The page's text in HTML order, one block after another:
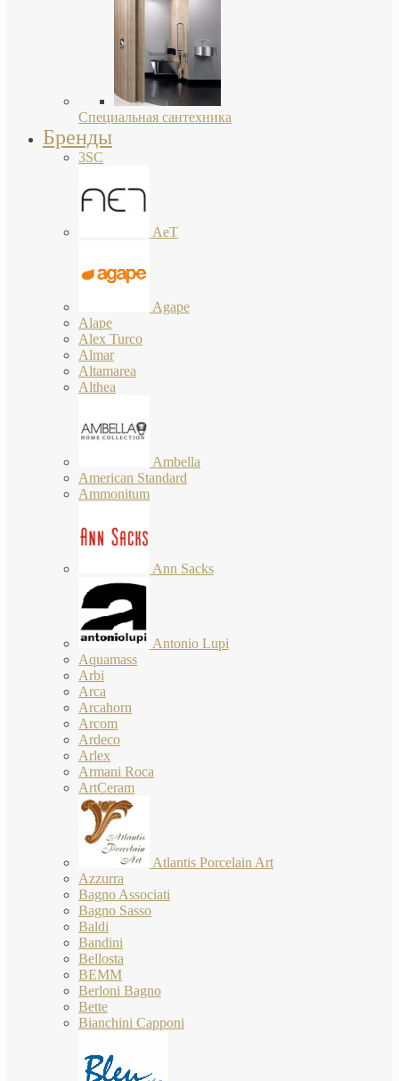
Специальная сантехника
Бренды
3SC
AeT
Agape
Alape
Alex Turco
Almar
Altamarea
Althea
Ambella
American Standard
Ammonitum
Ann Sacks
Antonio Lupi
Aquamass
Arbi
Arca
Arcahorn
Arcom
Ardeco
Arlex
Armani Roca
ArtCeram
Atlantis Porcelain Art
Azzurra
Bagno Associati
Bagno Sasso
Baldi
Bandini
Bellosta
BEMM
Berloni Bagno
Bette
Bianchini Capponi